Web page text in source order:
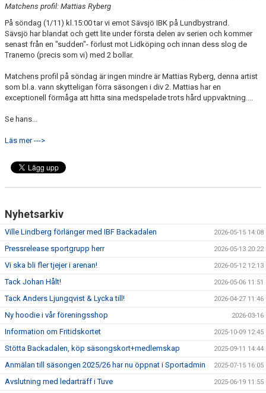
KLUBBSHOPEN
Matchens profil: Mattias Ryberg
På söndag (1/11) kl.15:00 tar vi emot Sävsjö IBK på Lundbystrand.
Sävsjö har blandat och gett lite under första delen av serien och kommer
senast från en "sudden"- förlust mot Lidköping och innan dess slog de
Tranemo (precis som vi) med 2 bollar.
Matchens profil på söndag är ingen mindre är Mattias Ryberg, denna artist
som bl.a. vann skytteligan förra säsongen i div 2. Mattias har en
exceptionell förmåga att hitta sina medspelade trots hård uppvaktning....
Se hans...
Läs mer --->
Nyhetsarkiv
Ville Lindberg förlänger med IBF Backadalen 2026-05-15 14:08
Pressrelease sportgrupp herr 2026-05-13 20:22
Vi ska bli fler tjejer i arenan! 2026-05-12 12:13
Tack Johan Hålt! 2026-05-06 11:51
Tack Anders Ljungqvist & Lycka till! 2026-04-27 11:46
Ny hoodie i vår föreningsshop 2026-03-16
Information om Fritidskortet 2025-10-09 12:45
Stötta Backadalen, köp säsongskort+medlemskap 2025-09-11 14:44
Anmälan till säsongen 2025/26 har nu öppnat i Sportadmin 2025-07-15 16:05
Avslutning med ledarträff i Tuve 2025-06-19 11:55